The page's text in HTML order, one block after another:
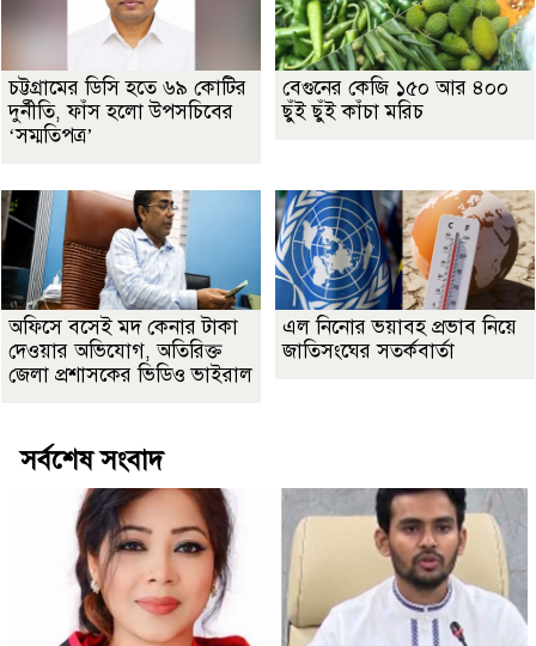
চট্টগ্রামের ডিসি হতে ৬৯ কোটির
দুর্নীতি, ফাঁস হলো উপসচিবের
‘সম্মতিপত্র’
বেগুনের কেজি ১৫০ আর ৪০০
ছুঁই ছুঁই কাঁচা মরিচ
অফিসে বসেই মদ কেনার টাকা
দেওয়ার অভিযোগ, অতিরিক্ত
জেলা প্রশাসকের ভিডিও ভাইরাল
এল নিনোর ভয়াবহ প্রভাব নিয়ে
জাতিসংঘের সতর্কবার্তা
সর্বশেষ সংবাদ